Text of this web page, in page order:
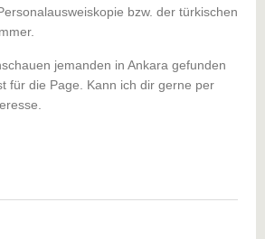
bzw. der türkischen
jemanden in Ankara gefunden
für die Page. Kann ich dir gerne per